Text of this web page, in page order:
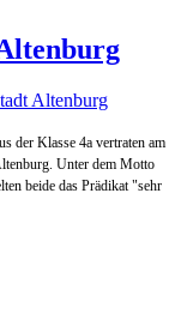
Altenburg
der Klasse 4a vertraten am
Unter dem Motto
beide das Prädikat "sehr